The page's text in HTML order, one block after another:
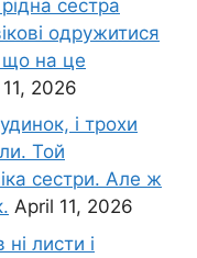
сестра
одружитися
що на це
2026
і трохи
Той
сестри. Але ж
April 11, 2026
листи і